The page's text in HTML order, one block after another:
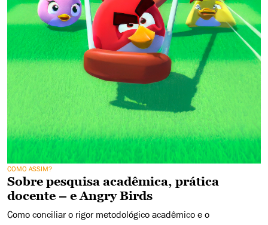
COMO ASSIM?
Sobre pesquisa acadêmica, prática
docente – e Angry Birds
Como conciliar o rigor metodológico acadêmico e o